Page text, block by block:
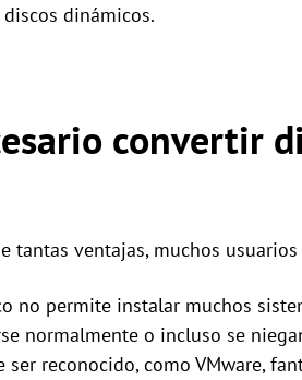
dinámicos.
convertir
tantas ventajas, muchos
no permite instalar muchos
normalmente o incluso se
reconocido, como VMware,